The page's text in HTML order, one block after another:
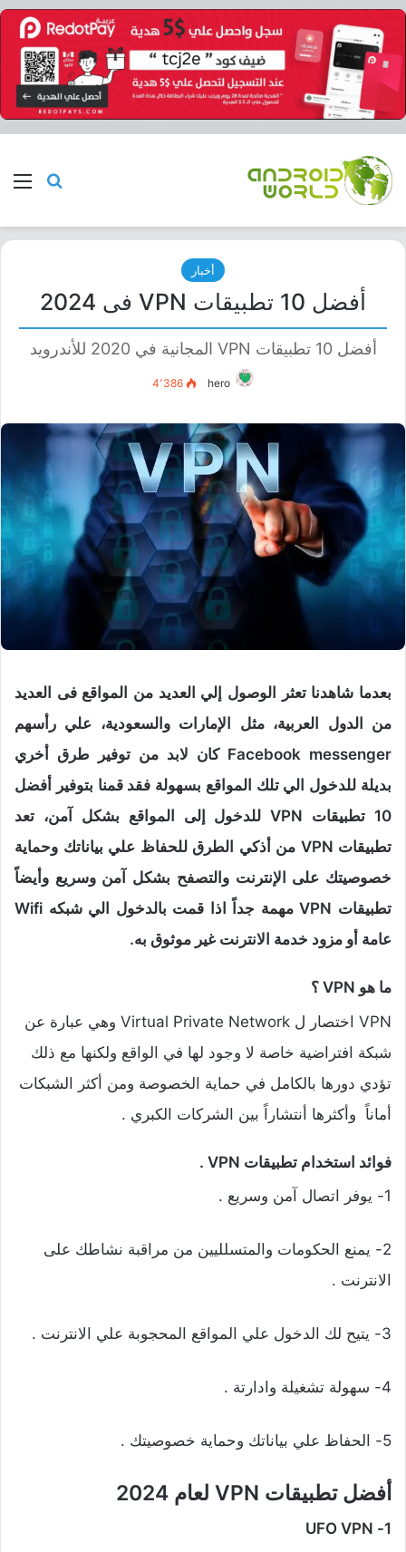
بحث
أخبار
أفضل 10 تطبيقات VPN فى 2024
أفضل 10 تطبيقات VPN المجانية في 2020 للأندرويد
hero 4٬386
بعدما شاهدنا تعثر الوصول إلي العديد من المواقع فى العديد
من الدول العربية، مثل الإمارات والسعودية، علي رأسهم
Facebook messenger كان لابد من توفير طرق أخري
بديلة للدخول الي تلك المواقع بسهولة فقد قمنا بتوفير أفضل
10 تطبيقات VPN للدخول إلى المواقع بشكل آمن، تعد
تطبيقات VPN من أذكي الطرق للحفاظ علي بياناتك وحماية
خصوصيتك على الإنترنت والتصفح بشكل آمن وسريع وأيضاً
تطبيقات VPN مهمة جداً اذا قمت بالدخول الي شبكه Wifi
عامة أو مزود خدمة الانترنت غير موثوق به.
ما هو VPN ؟
VPN اختصار ل Virtual Private Network وهي عبارة عن
شبكة افتراضية خاصة لا وجود لها في الواقع ولكنها مع ذلك
تؤدي دورها بالكامل في حماية الخصوصة ومن أكثر الشبكات
أماناً وأكثرها أنتشاراً بين الشركات الكبري .
فوائد استخدام تطبيقات VPN .
1- يوفر اتصال آمن وسريع .
2- يمنع الحكومات والمتسلليين من مراقبة نشاطك على
الانترنت .
3- يتيح لك الدخول علي المواقع المحجوبة علي الانترنت .
4- سهولة تشغيلة وادارتة .
5- الحفاظ علي بياناتك وحماية خصوصيتك .
أفضل تطبيقات VPN لعام 2024
1-
UFO VPN